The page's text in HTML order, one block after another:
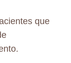
que